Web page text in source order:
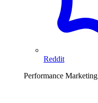
Reddit
Performance Marketing